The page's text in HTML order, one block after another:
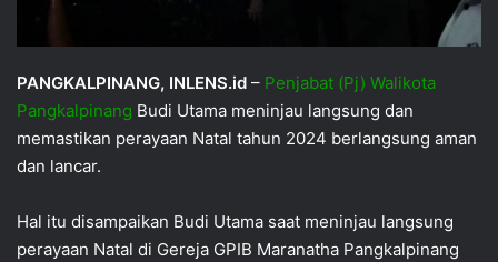
PANGKALPINANG, INLENS.id – Penjabat (Pj) Walikota
Pangkalpinang Budi Utama meninjau langsung dan
memastikan perayaan Natal tahun 2024 berlangsung aman
dan lancar.
Hal itu disampaikan Budi Utama saat meninjau langsung
perayaan Natal di Gereja GPIB Maranatha Pangkalpinang